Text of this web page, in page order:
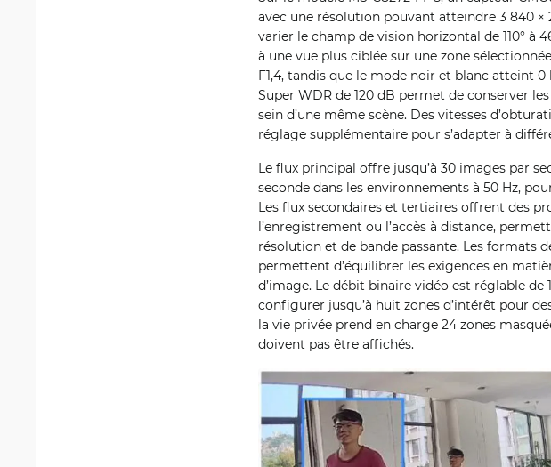
avec une résolution pouvant atteindre 3 840
varier le champ de vision horizontal de 110° à
à une vue plus ciblée sur une zone
F1,4, tandis que le mode noir et blanc atteint
Super WDR de 120 dB permet de conserver
sein d’une même scène. Des vitesses
réglage supplémentaire pour s’adapter à
Le flux principal offre jusqu’à 30 images par
seconde dans les environnements à 50 Hz,
Les flux secondaires et tertiaires offrent des
l’enregistrement ou l’accès à distance,
résolution et de bande passante. Les formats
permettent d’équilibrer les exigences en
d’image. Le débit binaire vidéo est réglable de
configurer jusqu’à huit zones d’intérêt pour
la vie privée prend en charge 24 zones
doivent pas être affichés.